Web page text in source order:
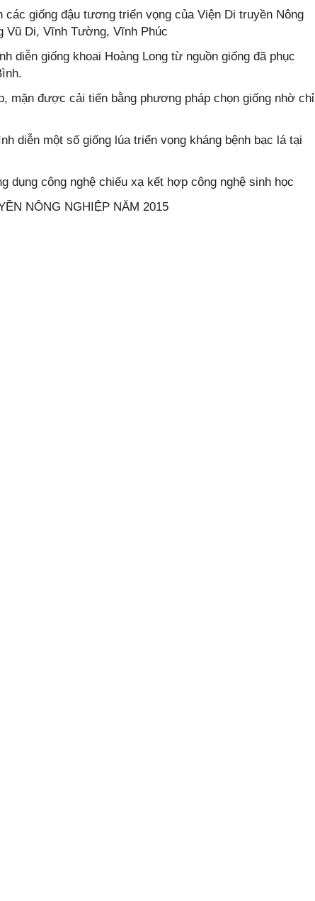
các giống đậu tương triển vọng của Viện Di truyền Nông
Vũ Di, Vĩnh Tường, Vĩnh Phúc
diễn giống khoai Hoàng Long từ nguồn giống đã phục
mặn được cải tiến bằng phương pháp chọn giống nhờ chỉ
diễn một số giống lúa triển vọng kháng bệnh bạc lá tại
dụng công nghệ chiếu xạ kết hợp công nghệ sinh học
NÔNG NGHIỆP NĂM 2015